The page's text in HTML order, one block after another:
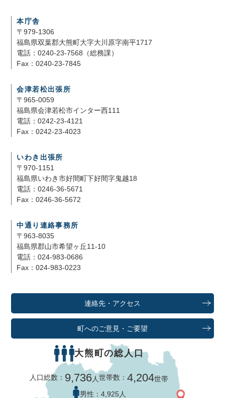
本庁舎
〒979-1306
福島県双葉郡大熊町大字大川原字南平1717
電話：0240-23-7568（総務課）
Fax：0240-23-7845
会津若松出張所
〒965-0059
福島県会津若松市インター西111
電話：0242-23-4121
Fax：0242-23-4023
いわき出張所
〒970-1151
福島県いわき市好間町下好間字鬼越18
電話：0246-36-5671
Fax：0246-36-5672
中通り連絡事務所
〒963-8035
福島県郡山市希望ヶ丘11-10
電話：024-983-0686
Fax：024-983-0223
連絡先・アクセス
町へのご意見・ご要望
大熊町の総人口
人口総数： 9,736人世帯数：4,204世帯
男性： 4,925人